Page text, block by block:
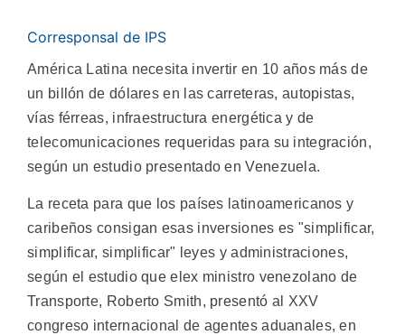
Corresponsal de IPS
América Latina necesita invertir en 10 años más de
un billón de dólares en las carreteras, autopistas,
vías férreas, infraestructura energética y de
telecomunicaciones requeridas para su integración,
según un estudio presentado en Venezuela.
La receta para que los países latinoamericanos y
caribeños consigan esas inversiones es "simplificar,
simplificar, simplificar" leyes y administraciones,
según el estudio que elex ministro venezolano de
Transporte, Roberto Smith, presentó al XXV
congreso internacional de agentes aduanales, en